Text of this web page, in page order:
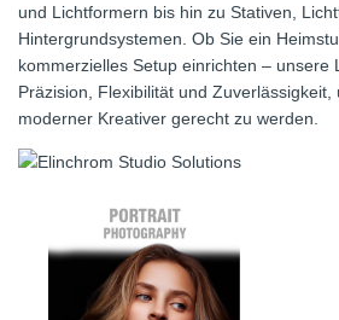
und Lichtformern bis hin zu Stativen,
Hintergrundsystemen. Ob Sie ein
kommerzielles Setup einrichten – unsere
Präzision, Flexibilität und Zuverlässigkeit,
moderner Kreativer gerecht zu werden.